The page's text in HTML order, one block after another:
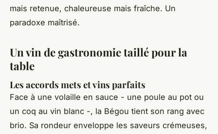
mais retenue, chaleureuse mais fraîche. Un
paradoxe maîtrisé.
Un vin de gastronomie taillé pour la
table
Les accords mets et vins parfaits
Face à une volaille en sauce - une poule au pot ou
un coq au vin blanc -, la Bégou tient son rang avec
brio. Sa rondeur enveloppe les saveurs crémeuses,